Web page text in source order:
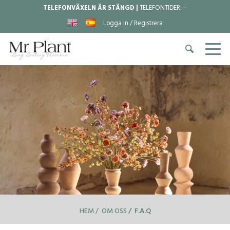
TELEFONVÄXELN ÄR STÄNGD |TELEFONTIDER:–
Logga in / Registrera
HEM OM OSS F.A.Q